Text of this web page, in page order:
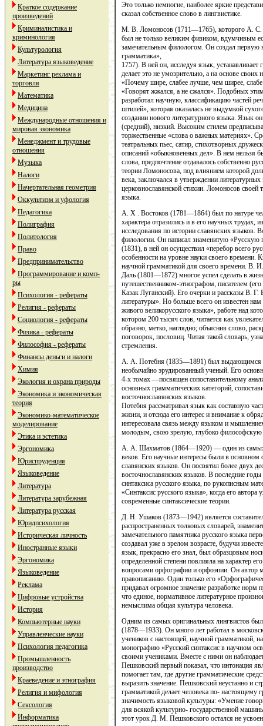
Краткое содержание
произведений
Криминалистика и
криминология
Культурология
Литература языковедение
Маркетинг реклама и
торговля
Математика
Медицина
Международные отношения и
мировая экономика
Менеджмент и трудовые
отношения
Музыка
Налоги
Начертательная геометрия
Оккультизм и уфология
Педагогика
Полиграфия
Политология
Право
Предпринимательство
Программирование и комп-
ры
Психология - рефераты
Религия - рефераты
Социология - рефераты
Физика - рефераты
Философия - рефераты
Финансы деньги и налоги
Химия
Экология и охрана природы
Экономика и экономическая
теория
Экономико-математическое
моделирование
Этика и эстетика
Эргономика
Юриспруденция
Языковедение
Литература
Литература зарубежная
Литература русская
Юридпсихология
Историческая личность
Иностранные языки
Эргономика
Языковедение
Реклама
Цифровые устройства
История
Компьютерные науки
Управленческие науки
Психология педагогика
Промышленность
производство
Краеведение и этнография
Религия и мифология
Сексология
Информатика
Это только немногие, наиболее яркие
сказал собственное слово в лингвистике.
М. В. Ломоносов (1711—1765), которого А. С.
был не только великим физиком, вдумчивым
замечательным филологом. Он создал первую
грамматика»,
1757). В ней он, исследуя язык,
делает это не умозрительно, а на основе
«Почему шире, слабее лучше, чем ширее,
«Говорят жжался, а не сжался». Подобных
разработал научную, классификацию частей
штилей», которая оказалась не выдумкой
создании нового литературного языка. Язык
(средний), низкий. Высоким стилем
торжественные «слова о важных материях».
театральных пьес, сатир, стихотворных
описаний «обыкновенных дел». В нем нельзя
слова, предпочтение отдавалось собственно
теории Ломоносова, под влиянием которой
века, заключался в утверждении
церковнославянской стихии. Ломоносов своей
языка.
А. X . Востоков (1781—1864) был по натуре
характера отразились и в его научных
исследования по истории славянских языков.
филологии. Он написал знаменитую «Русскую
(1831), в ней он осуществил «перебор всего
особенности на уровне науки своего времени.
научной грамматикой для своего времени. В. И.
Даль (1801—1872) многое успел сделать в
путешественником-этнографом, писателем
Казак Луганский). Его очерки и рассказы В. Г.
литературы». Но больше всего он известен
живого великорусского языка», работе над
котором 200 тысяч слов, читается как
образно, метко, наглядно; объяснив слово,
поговорок, пословиц. Читая такой словарь,
стремления.
А. А. Потебня (1835—1891) был выдающимся
необычайно эрудированный ученый. Его
4-х томах —посвящен сопоставительному
основных грамматических категорий,
восточнославянских языков.
Потебня рассматривал язык как составную
жизни, и отсюда его интерес и внимание к
интересовала связь между языком и
молодым, свою зрелую, глубоко
А. А. Шахматов (1864—1920) — один из
веков. Его научные интересы были в основном
славянских языков. Он посвятил более двух
восточнославянских языков. В последние
синтаксиса русского языка, по рукописным
«Синтаксис русского языка», когда его
современные синтаксические теории.
Д. Н. Ушаков (1873—1942) является
распространенных толковых словарей,
замечательного памятника русского языка
создавал уже в зрелом возрасте, будучи
язык, прекрасно его знал, был образцовым
определенной степени повлияла на характер
вопросами орфографии и орфоэпии. Он автор
правописанию. Один только его
придавал огромное значение разработке норм
что единое, нормативное литературное
немыслима общая культура человека.
Одним из самых оригинальных лингвистов
(1878—1933). Он много лет работал в
учеников с настоящей, научной грамматикой,
монографию «Русский синтаксис в научном
своими учениками. Вместе с ними он
Пешковский первый показал, что интонация
помогает там, где другие грамматические
выразить значение. Пешковский неустанно и
грамматикой делает человека по-
значимость языковой культуры: «Умение
для всякой культурно- государственной
этот урок Д. М. Пешковского остался не